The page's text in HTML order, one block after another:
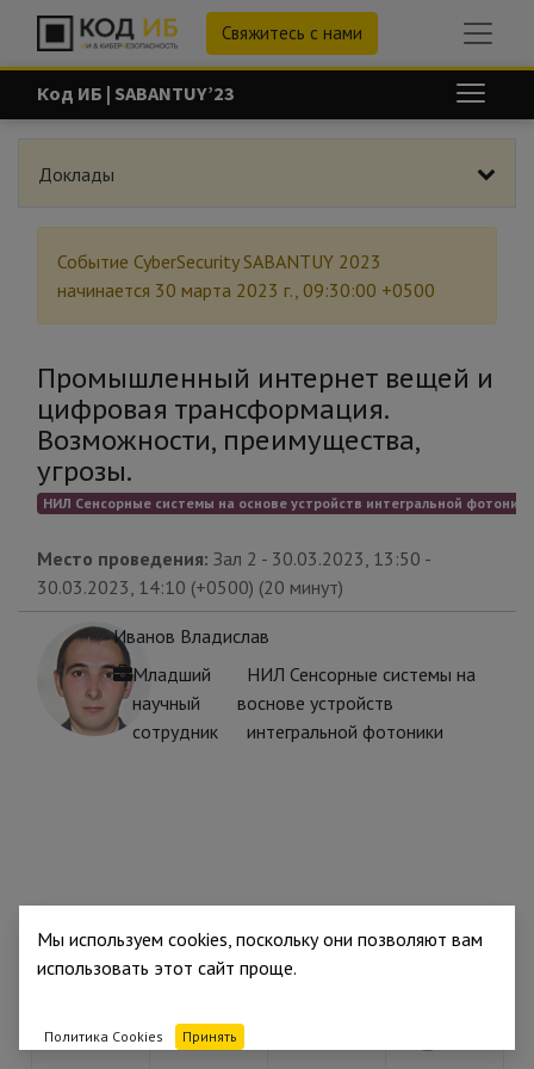
Свяжитесь с нами
Код ИБ | SABANTUY’23
Доклады
Событие CyberSecurity SABANTUY 2023
начинается 30 марта 2023 г., 09:30:00 +0500
Промышленный интернет вещей и
цифровая трансформация.
Возможности, преимущества,
угрозы.
НИЛ Сенсорные системы на основе устройств интегральной фотоники
Место проведения: Зал 2 - 30.03.2023, 13:50 -
30.03.2023, 14:10 (+0500) (20 минут)
Иванов Владислав
Младший
научный
сотрудник
в
НИЛ Сенсорные системы на
основе устройств
интегральной фотоники
Партнёр
Мы используем cookies, поскольку они позволяют вам
использовать этот сайт проще.
Политика Cookies Принять